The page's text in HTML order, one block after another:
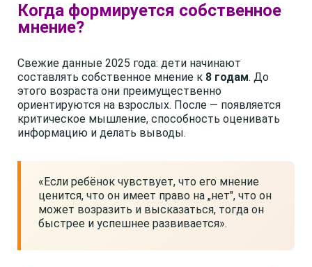
Когда формируется собственное
мнение?
Свежие данные 2025 года: дети начинают
составлять собственное мнение к 8 годам. До
этого возраста они преимущественно
ориентируются на взрослых. После — появляется
критическое мышление, способность оценивать
информацию и делать выводы.
«Если ребёнок чувствует, что его мнение
ценится, что он имеет право на „нет", что он
может возразить и высказаться, тогда он
быстрее и успешнее развивается».